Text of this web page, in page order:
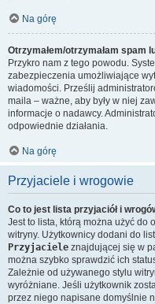
Na górę
Otrzymałem/otrzymałam spam
Przykro nam z tego powodu.
zabezpieczenia umożliwiające
wiadomości. Prześlij
maila – ważne, aby były w niej
informacje o nadawcy.
odpowiednie działania.
Na górę
Przyjaciele i wrogowie
Co to jest lista przyjaciół i
Jest to lista, którą można użyć do
witryny. Użytkownicy dodani do
Przyjaciele znajdującej się w
można szybko sprawdzić ich
Zależnie od używanego stylu
wyróżniane. Jeśli użytkownik
przez niego napisane domyślnie